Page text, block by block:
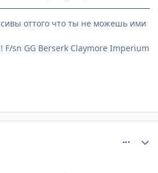
оттого что ты не можешь ими
F/sn GG Berserk Claymore Imperium